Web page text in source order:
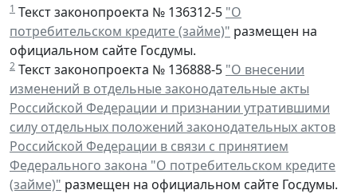
1 Текст законопроекта № 136312-5 "О
потребительском кредите (займе)" размещен на
официальном сайте Госдумы.
2 Текст законопроекта № 136888-5 "О внесении
изменений в отдельные законодательные акты
Российской Федерации и признании утратившими
силу отдельных положений законодательных актов
Российской Федерации в связи с принятием
Федерального закона "О потребительском кредите
(займе)" размещен на официальном сайте Госдумы.